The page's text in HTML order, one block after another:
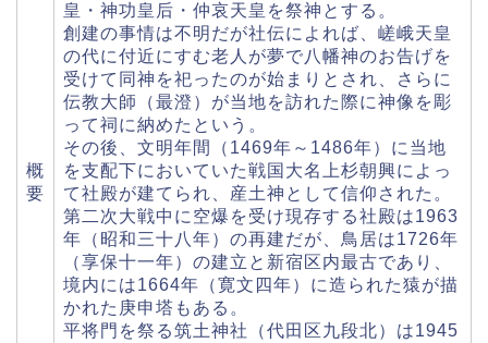
概
要
皇・神功皇后・仲哀天皇を祭神とする。
創建の事情は不明だが社伝によれば、嵯峨天皇
の代に付近にすむ老人が夢で八幡神のお告げを
受けて同神を祀ったのが始まりとされ、さらに
伝教大師（最澄）が当地を訪れた際に神像を彫
って祠に納めたという。
その後、文明年間（1469年～1486年）に当地
を支配下においていた戦国大名上杉朝興によっ
て社殿が建てられ、産土神として信仰された。
第二次大戦中に空爆を受け現存する社殿は1963
年（昭和三十八年）の再建だが、鳥居は1726年
（享保十一年）の建立と新宿区内最古であり、
境内には1664年（寛文四年）に造られた猿が描
かれた庚申塔もある。
平将門を祭る筑土神社（代田区九段北）は1945